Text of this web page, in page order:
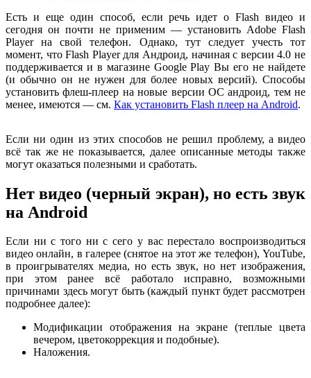
Есть и еще один способ, если речь идет о Flash видео и
сегодня он почти не применим — установить Adobe Flash
Player на свой телефон. Однако, тут следует учесть тот
момент, что Flash Player для Андроид, начиная с версии 4.0 не
поддерживается и в магазине Google Play Вы его не найдете
(и обычно он не нужен для более новых версий). Способы
установить флеш-плеер на новые версии ОС андроид, тем не
менее, имеются — см. Как установить Flash плеер на Android.
Если ни один из этих способов не решил проблему, а видео
всё так же не показывается, далее описанные методы также
могут оказаться полезными и сработать.
Нет видео (черный экран), но есть звук
на Android
Если ни с того ни с сего у вас перестало воспроизводиться
видео онлайн, в галерее (снятое на этот же телефон), YouTube,
в проигрывателях медиа, но есть звук, но нет изображения,
при этом ранее всё работало исправно, возможными
причинами здесь могут быть (каждый пункт будет рассмотрен
подробнее далее):
Модификации отображения на экране (теплые цвета
вечером, цветокоррекция и подобные).
Наложения.